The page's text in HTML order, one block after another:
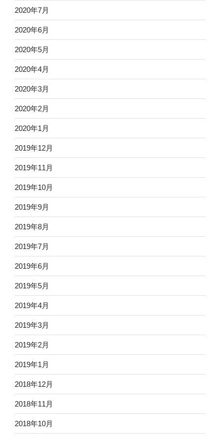
2020年7月
2020年6月
2020年5月
2020年4月
2020年3月
2020年2月
2020年1月
2019年12月
2019年11月
2019年10月
2019年9月
2019年8月
2019年7月
2019年6月
2019年5月
2019年4月
2019年3月
2019年2月
2019年1月
2018年12月
2018年11月
2018年10月